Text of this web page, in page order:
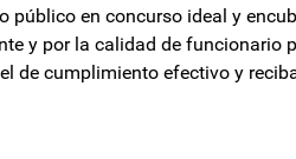
público en concurso ideal y
y por la calidad de funcionario
de cumplimiento efectivo y